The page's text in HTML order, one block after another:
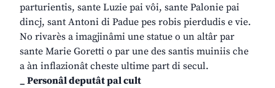
parturientis, sante Luzie pai vôi, sante Palonie pai
dincj, sant Antoni di Padue pes robis pierdudis e vie.
No rivarès a imagjinâmi une statue o un altâr par
sante Marie Goretti o par une des santis muiniis che
a àn inflazionât cheste ultime part di secul.
_ Personâl deputât pal cult